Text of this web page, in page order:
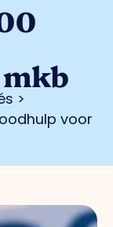
>
voor